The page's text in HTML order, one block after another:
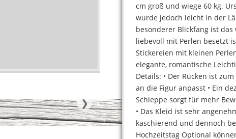
❯
cm groß und wiege 60 kg.
wurde jedoch leicht in der
besonderer Blickfang ist
liebevoll mit Perlen besetzt
Stickereien mit kleinen
elegante, romantische
Details: • Der Rücken ist
an die Figur anpasst • Ein
Schleppe sorgt für mehr
• Das Kleid ist sehr
kaschierend und dennoch
Hochzeitstag Optional